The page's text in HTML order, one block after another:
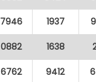
7946 1937
0882 1638
6762 9412